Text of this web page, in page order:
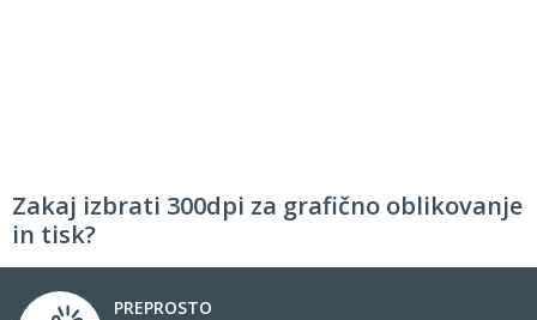
Zakaj izbrati 300dpi za grafično oblikovanje
in tisk?
PREPROSTO